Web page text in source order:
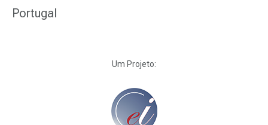
Portugal
Um Projeto: